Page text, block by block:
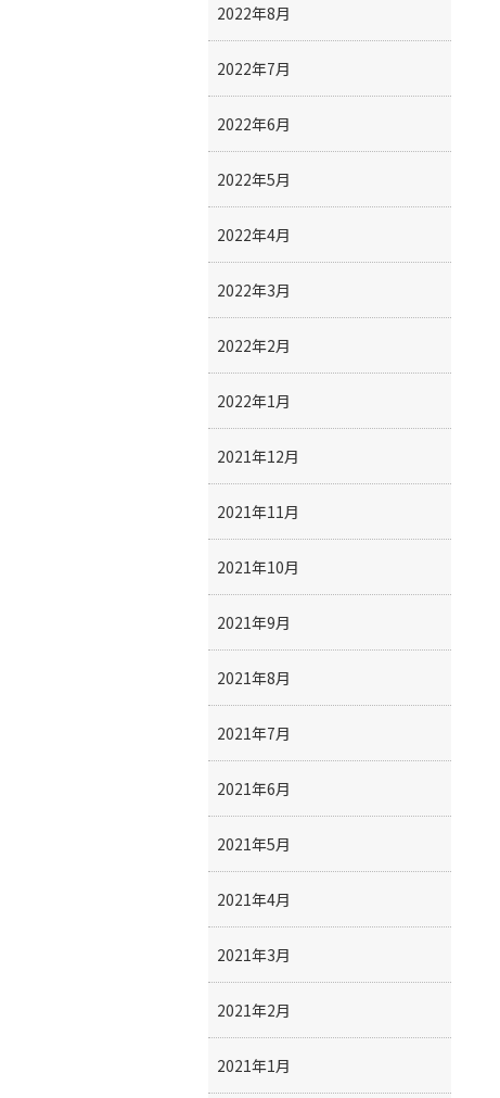
2022年8月
2022年7月
2022年6月
2022年5月
2022年4月
2022年3月
2022年2月
2022年1月
2021年12月
2021年11月
2021年10月
2021年9月
2021年8月
2021年7月
2021年6月
2021年5月
2021年4月
2021年3月
2021年2月
2021年1月